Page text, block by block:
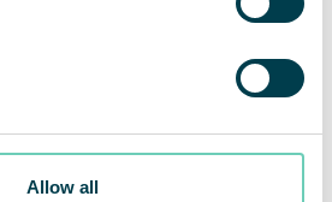
Allow all
sjukhuscampus, och mer än 900
som drivs av UNC School of
Health finns till för att förbättra
hos oss, samt för att främja
of North Carolina SOM.
har UNC Health donerat